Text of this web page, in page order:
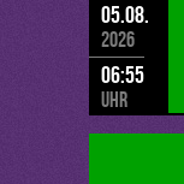
05.08.
2026
06:55
Uhr